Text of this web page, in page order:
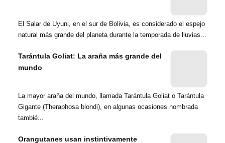
El Salar de Uyuni, en el sur de Bolivia, es considerado el espejo
natural más grande del planeta durante la temporada de lluvias...
Tarántula Goliat: La araña más grande del
mundo
La mayor araña del mundo, llamada Tarántula Goliat o Tarántula
Gigante (Theraphosa blondi), en algunas ocasiones nombrada
tambié...
Orangutanes usan instintivamente